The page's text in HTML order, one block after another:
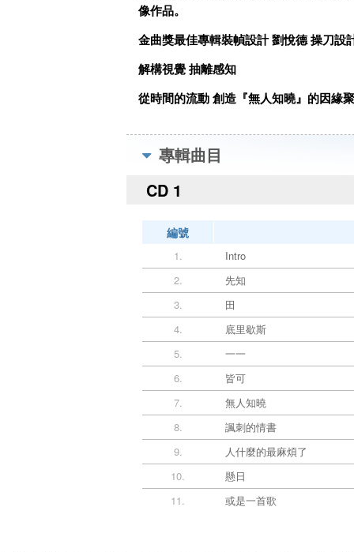
像作品。
金曲獎最佳專輯裝幀設計 劉悅德 操刀設
解構視覺 抽離感知
從時間的流動 創造『無人知曉』的因緣
專輯曲目
CD 1
編號
1.
Intro
2.
先知
3.
田
4.
底里歇斯
5.
一一
6.
皆可
7.
無人知曉
8.
諷刺的情書
9.
人什麼的最麻煩了
10.
懸日
11.
或是一首歌